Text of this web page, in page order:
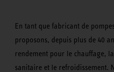
En tant que fabricant de
proposons, depuis plus de 40
rendement pour le chauffage,
sanitaire et le refroidissement.